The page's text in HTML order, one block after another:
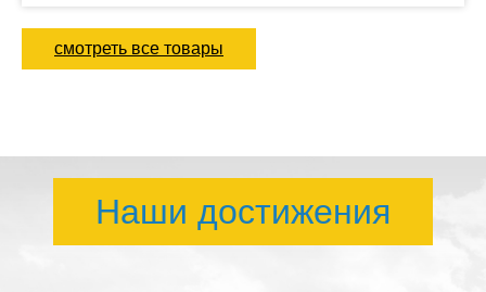
смотреть все товары
Наши достижения